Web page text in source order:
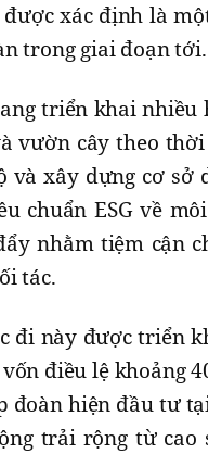
được xác định là
trong giai đoạn tới.
triển khai
vườn cây theo
và xây dựng cơ sở
chuẩn ESG về
nhằm tiệm cận
tác.
đi này được triển
điều lệ khoảng
đoàn hiện đầu tư
trải rộng từ cao